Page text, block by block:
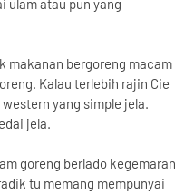
ulam atau pun yang
makanan bergoreng macam
Kalau terlebih rajin Cie
yang simple jela.
jela.
goreng berlado kegemaran
tu memang mempunyai